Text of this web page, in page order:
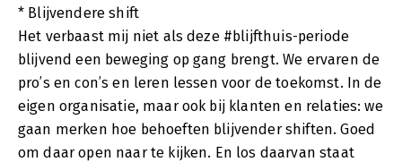
* Blijvendere shift
Het verbaast mij niet als deze #blijfthuis-periode
blijvend een beweging op gang brengt. We ervaren de
pro’s en con’s en leren lessen voor de toekomst. In de
eigen organisatie, maar ook bij klanten en relaties: we
gaan merken hoe behoeften blijvender shiften. Goed
om daar open naar te kijken. En los daarvan staat